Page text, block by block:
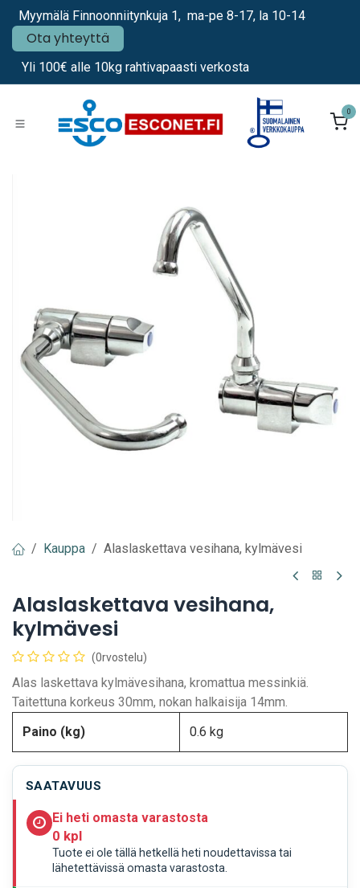
Siirry sisältöön
Myymälä Finnoonniitynkuja 1, ma-pe 8-17, la 10-14
Ota yhteyttä
Yli 100€ alle 10kg rahtivapaasti verkosta
0
Kauppa Alaslaskettava vesihana, kylmävesi
Alaslaskettava vesihana,
kylmävesi
(0rvostelu)
Alas laskettava kylmävesihana, kromattua messinkiä.
Taitettuna korkeus 30mm, nokan halkaisija 14mm.
Paino (kg)
0.6 kg
SAATAVUUS
Ei heti omasta varastosta
0 kpl
Tuote ei ole tällä hetkellä heti noudettavissa tai
lähetettävissä omasta varastosta.